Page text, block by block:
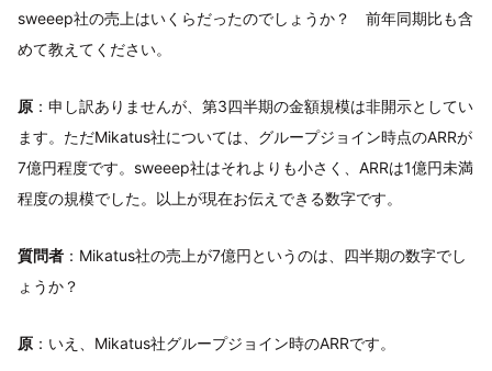
sweeep社の売上はいくらだったのでしょうか？ 前年同期比も含
めて教えてください。
原 ：申し訳ありませんが、第3四半期の金額規模は非開示としてい
ます。ただMikatus社については、グループジョイン時点のARRが
7億円程度です。sweeep社はそれよりも小さく、ARRは1億円未満
程度の規模でした。以上が現在お伝えできる数字です。
質問者 ：Mikatus社の売上が7億円というのは、四半期の数字でし
ょうか？
原 ：いえ、Mikatus社グループジョイン時のARRです。